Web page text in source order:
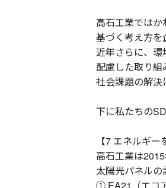
高石工業では
基づく考え方を
近年さらに、
配慮した取り
社会課題の解決
下に私たちの
【7 エネルギ
高石工業は
太陽光パネルの
① EA21（エコ